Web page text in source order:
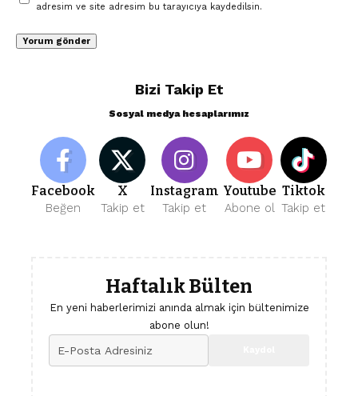
adresim ve site adresim bu tarayıcıya kaydedilsin.
Bizi Takip Et
Sosyal medya hesaplarımız
Facebook
Beğen
X
Takip et
Instagram
Takip et
Youtube
Abone ol
Tiktok
Takip et
Haftalık Bülten
En yeni haberlerimizi anında almak için bültenimize
abone olun!